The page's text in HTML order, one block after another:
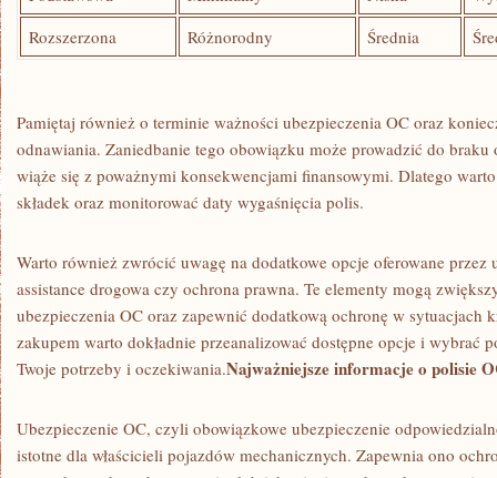
Rozszerzona
Różnorodny Średnia
Pamiętaj​ również ⁤o ⁢terminie ważności ubezpieczenia OC⁤ oraz
‌odnawiania. Zaniedbanie tego obowiązku może prowadzić ⁢do
wiąże się ‍z poważnymi ⁤konsekwencjami⁢ finansowymi. ​Dlatego
składek⁤ oraz monitorować daty wygaśnięcia polis.
Warto również zwrócić⁤ uwagę‍ na dodatkowe opcje ‌oferowane przez
assistance ​drogowa czy ochrona⁤ prawna. ⁤Te ‍elementy⁣ mogą
ubezpieczenia OC⁤ oraz⁢ zapewnić ‌dodatkową⁣ ochronę w sytuacjach
zakupem warto⁤ dokładnie ‍przeanalizować ⁤dostępne opcje i ⁤wybrać
Twoje potrzeby i oczekiwania.Najważniejsze informacje⁤ o polisie
Ubezpieczenie ⁢OC, czyli obowiązkowe ‌ubezpieczenie
istotne dla⁢ właścicieli pojazdów mechanicznych. Zapewnia ono